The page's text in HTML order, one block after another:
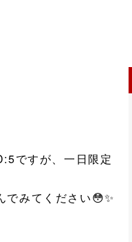
ですが、一日限定
でみてください😳✨